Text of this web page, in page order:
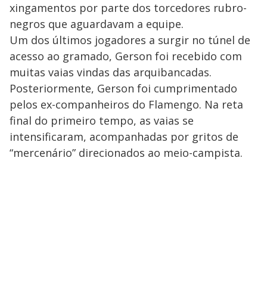
xingamentos por parte dos torcedores rubro-
negros que aguardavam a equipe.
Um dos últimos jogadores a surgir no túnel de
acesso ao gramado, Gerson foi recebido com
muitas vaias vindas das arquibancadas.
Posteriormente, Gerson foi cumprimentado
pelos ex-companheiros do Flamengo. Na reta
final do primeiro tempo, as vaias se
intensificaram, acompanhadas por gritos de
“mercenário” direcionados ao meio-campista.